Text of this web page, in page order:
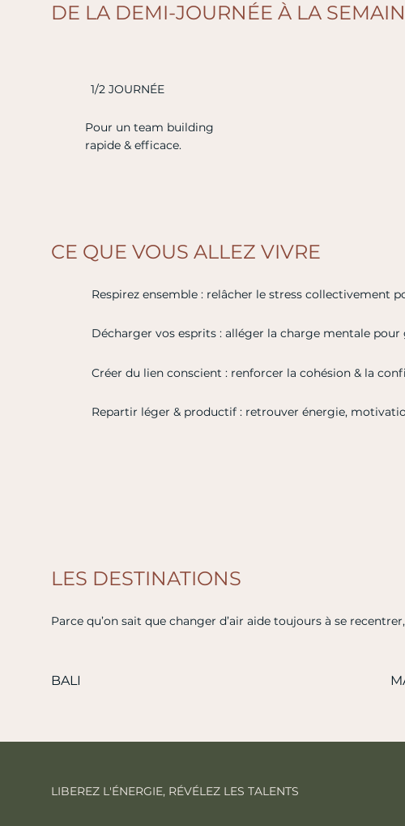
DE LA DEMI-JOURNÉE À LA
1/2 JOURNÉE
Pour un team building
rapide & efficace.
CE QUE VOUS ALLEZ VIVRE
Respirez ensemble : relâcher le stress collectivement
Décharger vos esprits : alléger la charge mentale
Créer du lien conscient : renforcer la cohésion & la
Repartir léger & productif : retrouver énergie,
LES DESTINATIONS
Parce qu’on sait que changer d’air aide toujours à se
BALI
LIBEREZ L'ÉNERGIE, RÉVÉLEZ LES TALENTS